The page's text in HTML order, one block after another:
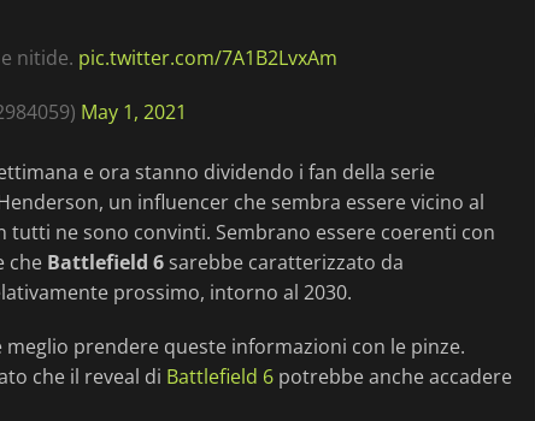
nitide. pic.twitter.com/7A1B2LvxAm
May 1, 2021
e ora stanno dividendo i fan della serie
un influencer che sembra essere vicino al
ne sono convinti. Sembrano essere coerenti con
che Battlefield 6 sarebbe caratterizzato da
prossimo, intorno al 2030.
prendere queste informazioni con le pinze.
che il reveal di Battlefield 6 potrebbe anche accadere